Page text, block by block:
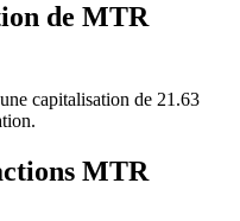
de MTR
capitalisation de 21.63
MTR